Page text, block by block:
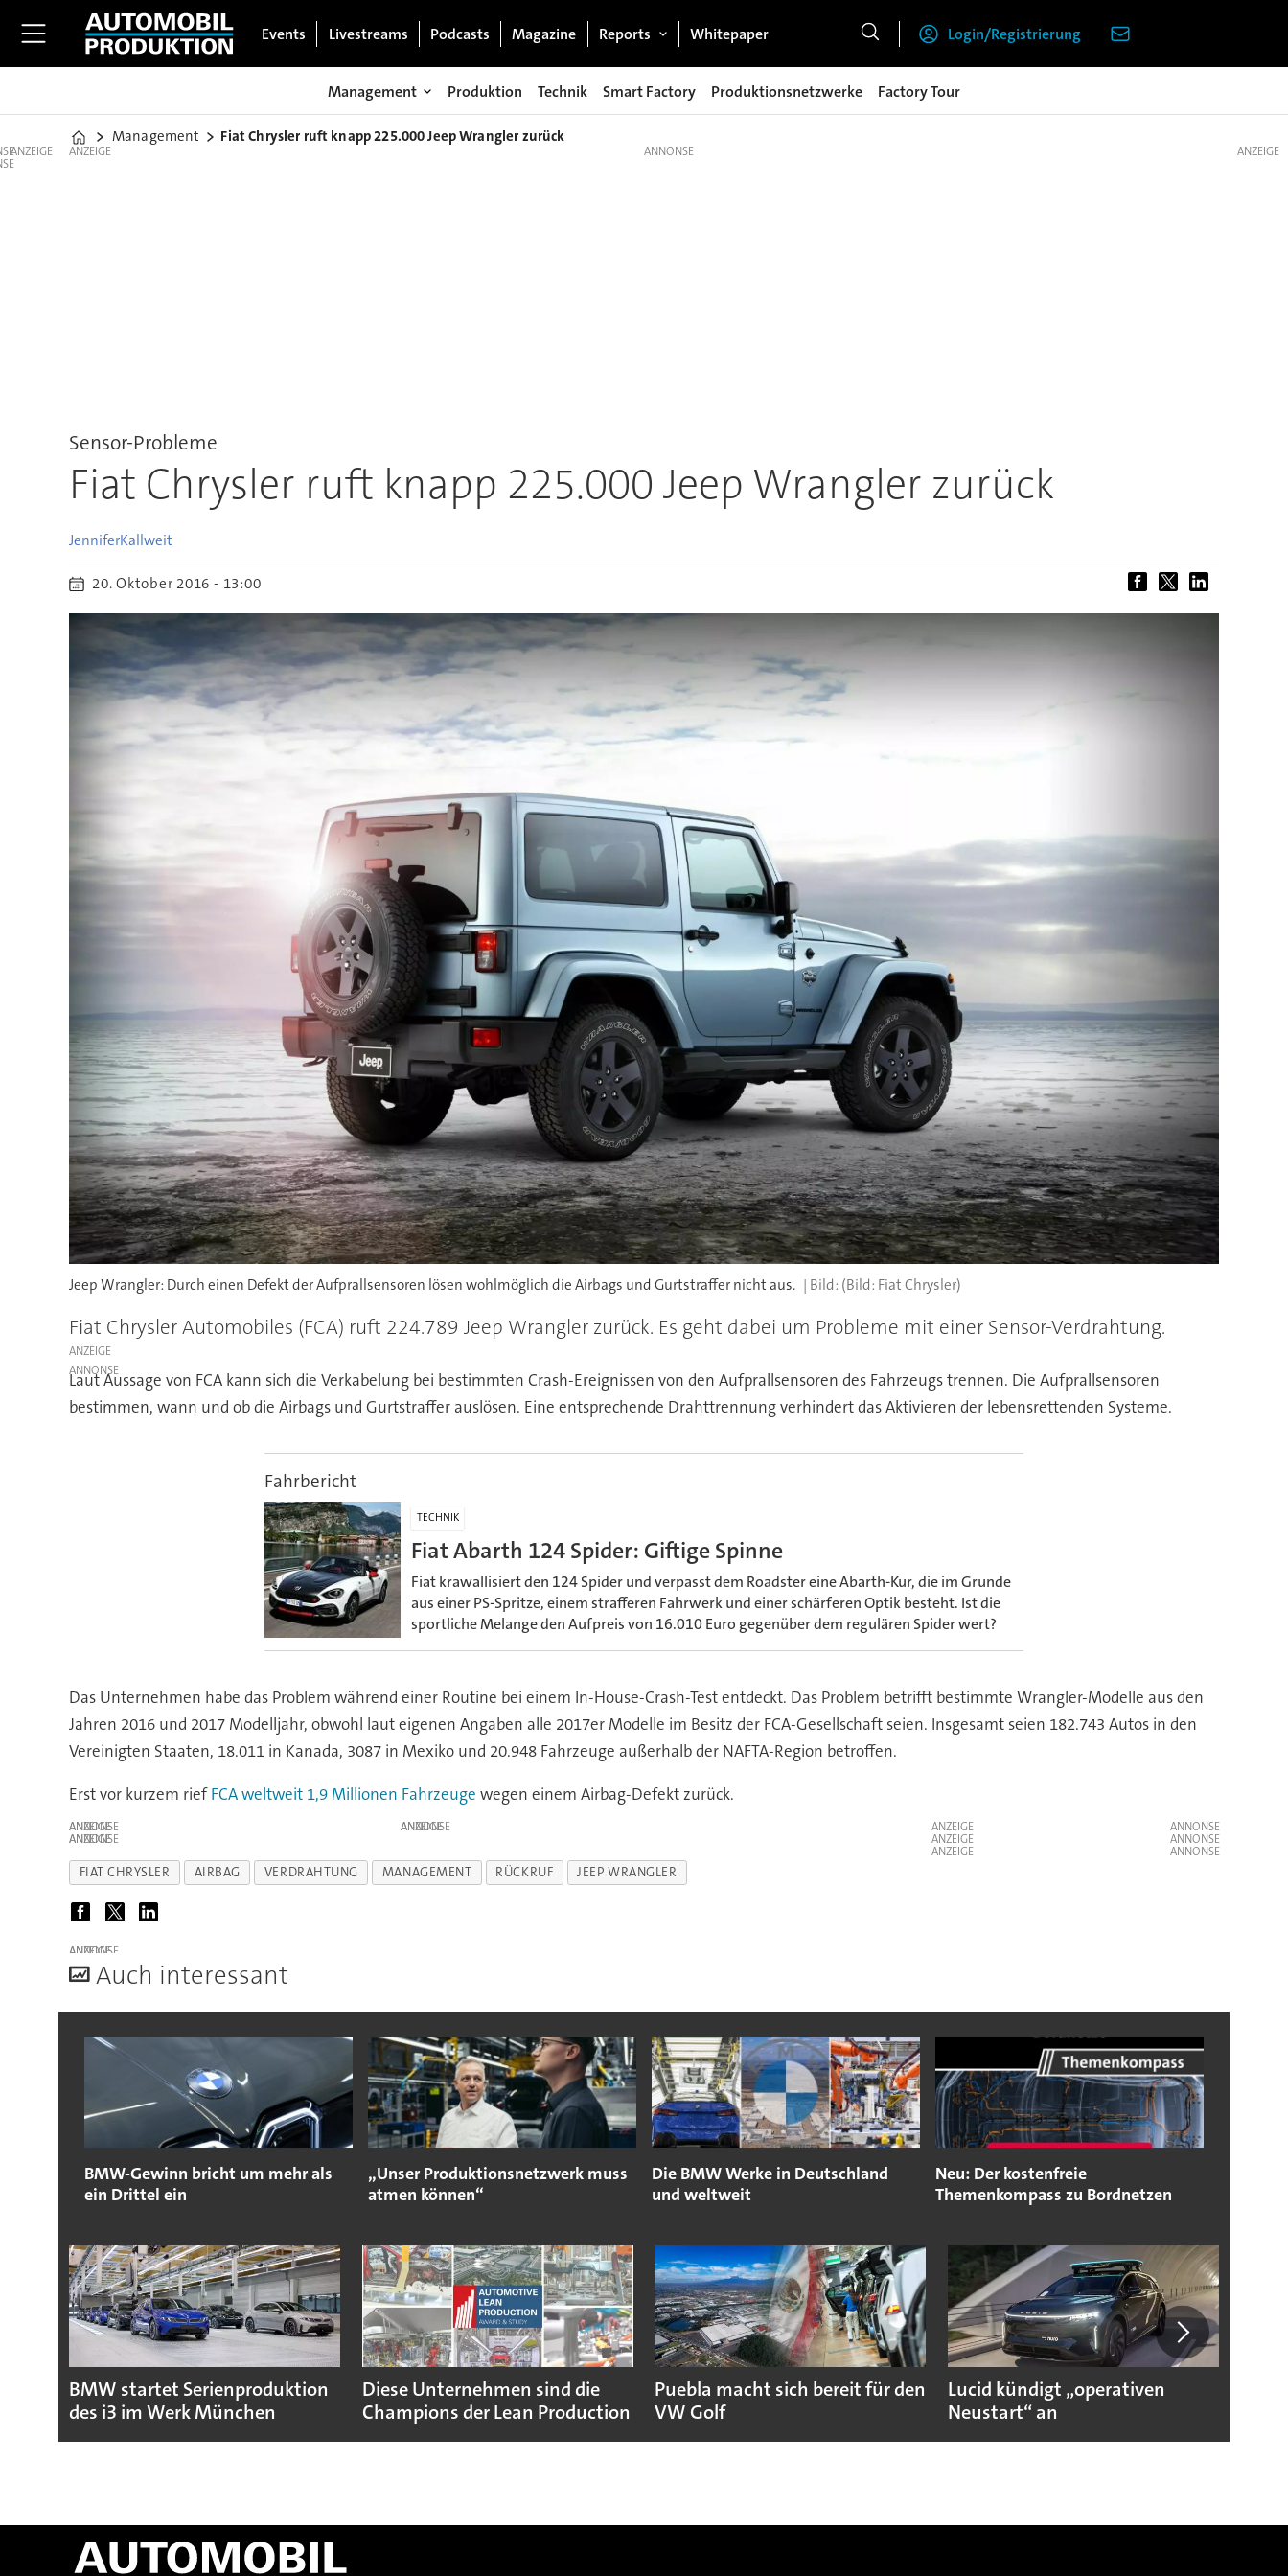
Events Livestreams Podcasts Magazine Reports Whitepaper Login/Registrierung
Management Produktion Technik Smart Factory Produktionsnetzwerke Factory Tour
Home
Management Fiat Chrysler ruft knapp 225.000 Jeep Wrangler zurück
ANZEIGE ANZEIGE
Sensor-Probleme
Fiat Chrysler ruft knapp 225.000 Jeep Wrangler zurück
JenniferKallweit
20. Oktober 2016 - 13:00
Jeep Wrangler: Durch einen Defekt der Aufprallsensoren lösen wohlmöglich die Airbags und Gurtstraffer nicht aus. (Bild: Fiat Chrysler)
Fiat Chrysler Automobiles (FCA) ruft 224.789 Jeep Wrangler zurück. Es geht dabei um Probleme mit einer Sensor-Verdrahtung.
ANZEIGE
Laut Aussage von FCA kann sich die Verkabelung bei bestimmten Crash-Ereignissen von den Aufprallsensoren des Fahrzeugs trennen. Die Aufprallsensoren
bestimmen, wann und ob die Airbags und Gurtstraffer auslösen. Eine entsprechende Drahttrennung verhindert das Aktivieren der lebensrettenden Systeme.
Fahrbericht
TECHNIK
Fiat Abarth 124 Spider: Giftige Spinne
Fiat krawallisiert den 124 Spider und verpasst dem Roadster eine Abarth-Kur, die im Grunde
aus einer PS-Spritze, einem strafferen Fahrwerk und einer schärferen Optik besteht. Ist die
sportliche Melange den Aufpreis von 16.010 Euro gegenüber dem regulären Spider wert?
Das Unternehmen habe das Problem während einer Routine bei einem In-House-Crash-Test entdeckt. Das Problem betrifft bestimmte Wrangler-Modelle aus den
Jahren 2016 und 2017 Modelljahr, obwohl laut eigenen Angaben alle 2017er Modelle im Besitz der FCA-Gesellschaft seien. Insgesamt seien 182.743 Autos in den
Vereinigten Staaten, 18.011 in Kanada, 3087 in Mexiko und 20.948 Fahrzeuge außerhalb der NAFTA-Region betroffen.
Erst vor kurzem riefFCA weltweit 1,9 Millionen Fahrzeuge wegen einem Airbag-Defekt zurück.
ANZEIGE ANZEIGE
ANZEIGE
ANZEIGE
ANZEIGE
ANZEIGE
FIAT CHRYSLER AIRBAG VERDRAHTUNG MANAGEMENT RÜCKRUF JEEP WRANGLER
ANZEIGE
Auch interessant
BMW-Gewinn bricht um mehr als
ein Drittel ein
„Unser Produktionsnetzwerk muss
atmen können“
Die BMW Werke in Deutschland
und weltweit
Neu: Der kostenfreie
Themenkompass zu Bordnetzen
BMW startet Serienproduktion
des i3 im Werk München
Diese Unternehmen sind die
Champions der Lean Production
Puebla macht sich bereit für den
VW Golf
Lucid kündigt „operativen
Neustart“ an
ANZEIGE